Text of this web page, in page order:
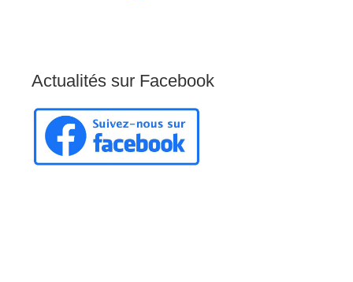
Actualités sur Facebook